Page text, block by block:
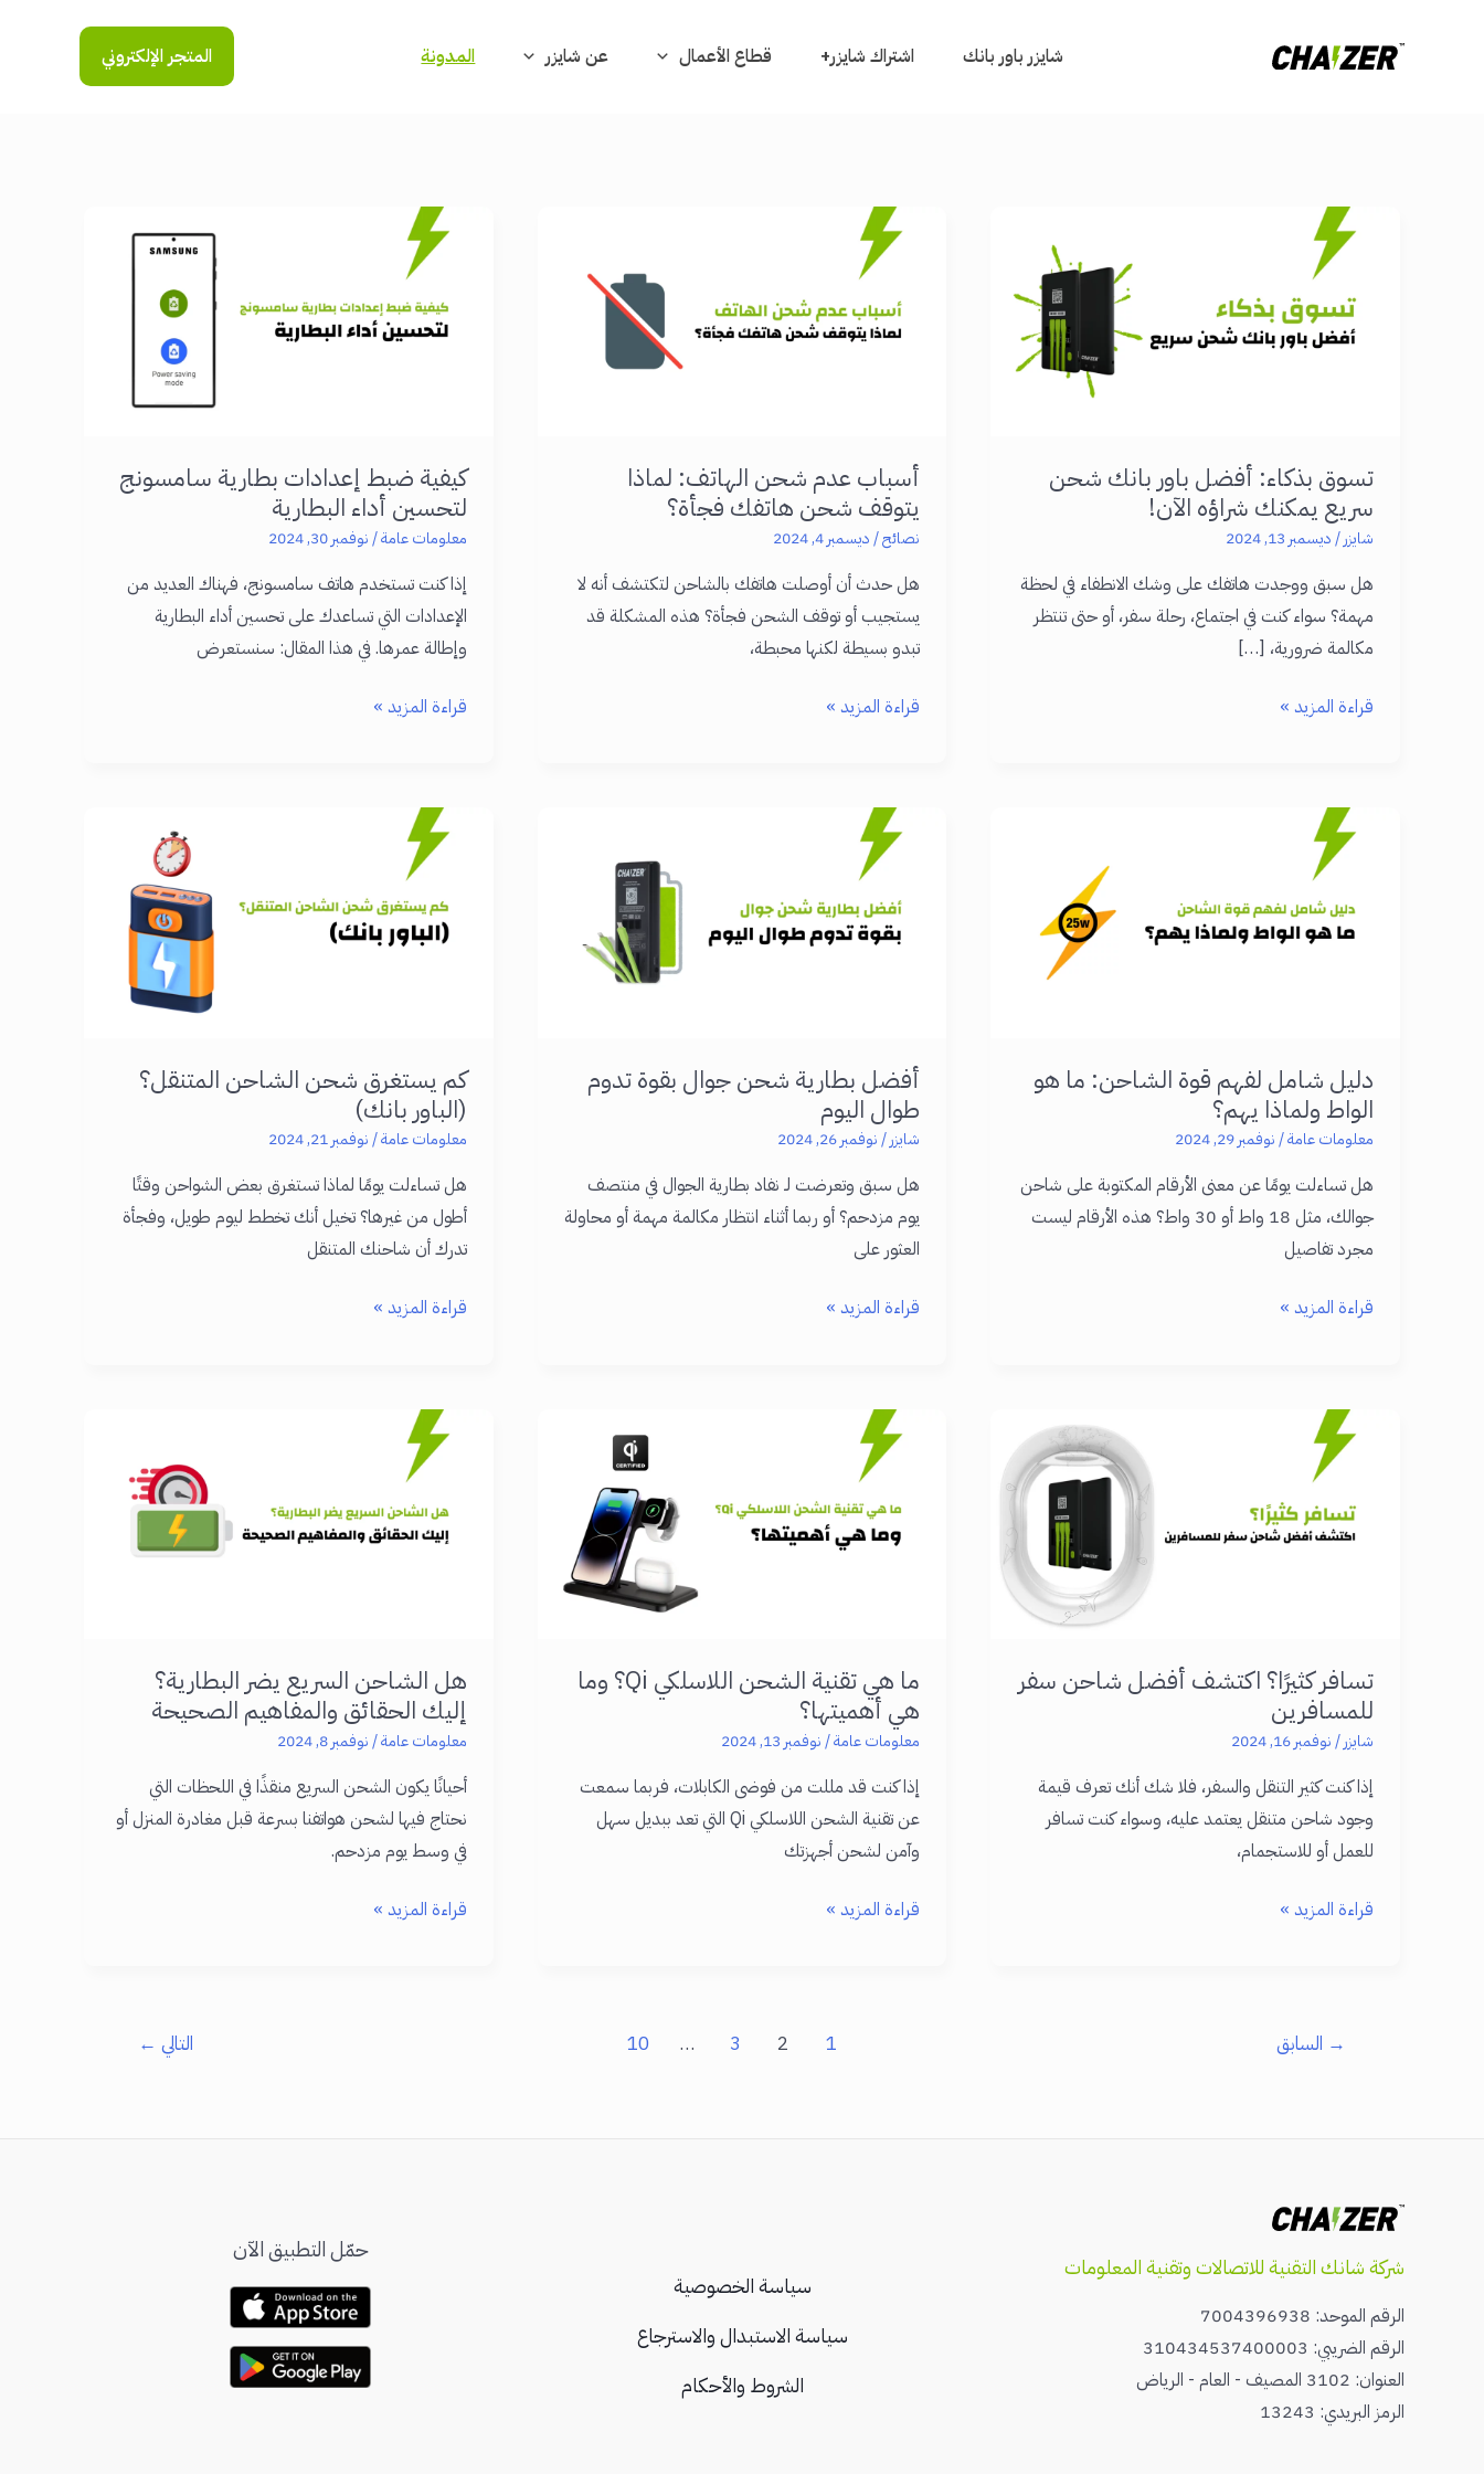
شايزر باور بانك اشتراك شايزر+ قطاع الأعمال عن شايزر المدونة المتجر الإلكتروني
تسوق بذكاء: أفضل باور بانك شحن
سريع يمكنك شراؤه الآن!
شايزر/ديسمبر 13, 2024
هل سبق ووجدت هاتفك على وشك الانطفاء في لحظة
مهمة؟ سواء كنت في اجتماع، رحلة سفر، أو حتى تنتظر
مكالمة ضرورية، […]
تسوق
بانك
يمكنك
قراءة المزيد »
أسباب عدم شحن الهاتف: لماذا
يتوقف شحن هاتفك فجأة؟
نصائح/ديسمبر 4, 2024
هل حدث أن أوصلت هاتفك بالشاحن لتكتشف أنه لا
يستجيب أو توقف الشحن فجأة؟ هذه المشكلة قد
تبدو بسيطة لكنها محبطة،
أسباب
الهاتف:
لماذا
يتوقف
شحن
هاتفك
قراءة المزيد »
كيفية ضبط إعدادات بطارية سامسونج
لتحسين أداء البطارية
معلومات عامة/نوفمبر 30, 2024
إذا كنت تستخدم هاتف سامسونج، فهناك العديد من
الإعدادات التي تساعدك على تحسين أداء البطارية
وإطالة عمرها. في هذا المقال: سنستعرض
كيفية
بطارية
سامسونج
لتحسين
البطارية
قراءة المزيد »
دليل شامل لفهم قوة الشاحن: ما هو
الواط ولماذا يهم؟
معلومات عامة/نوفمبر 29, 2024
هل تساءلت يومًا عن معنى الأرقام المكتوبة على شاحن
جوالك، مثل 18 واط أو 30 واط؟ هذه الأرقام ليست
مجرد تفاصيل
دليل
قوة
الشاحن:
الواط
قراءة المزيد »
أفضل بطارية شحن جوال بقوة تدوم
طوال اليوم
شايزر/نوفمبر 26, 2024
هل سبق وتعرضت لـ نفاد بطارية الجوال في منتصف
يوم مزدحم؟ أو ربما أثناء انتظار مكالمة مهمة أو محاولة
العثور على
أفضل
جوال
بقوة
طوال
اليوم
قراءة المزيد »
كم يستغرق شحن الشاحن المتنقل؟
(الباور بانك)
معلومات عامة/نوفمبر 21, 2024
هل تساءلت يومًا لماذا تستغرق بعض الشواحن وقتًا
أطول من غيرها؟ تخيل أنك تخطط ليوم طويل، وفجأة
تدرك أن شاحنك المتنقل
كم
الشاحن
المتنقل؟
قراءة المزيد »
تسافر كثيرًا؟ اكتشف أفضل شاحن سفر
للمسافرين
شايزر/نوفمبر 16, 2024
إذا كنت كثير التنقل والسفر، فلا شك أنك تعرف قيمة
وجود شاحن متنقل يعتمد عليه، وسواء كنت تسافر
للعمل أو للاستجمام،
تسافر
قراءة المزيد »
ما هي تقنية الشحن اللاسلكي Qi؟ وما
هي أهميتها؟
معلومات عامة/نوفمبر 13, 2024
إذا كنت قد مللت من فوضى الكابلات، فربما سمعت
عن تقنية الشحن اللاسلكي Qi التي تعد ببديل سهل
وآمن لشحن أجهزتك
ما
قراءة المزيد »
هل الشاحن السريع يضر البطارية؟
إليك الحقائق والمفاهيم الصحيحة
معلومات عامة/نوفمبر 8, 2024
أحيانًا يكون الشحن السريع منقذًا في اللحظات التي
نحتاج فيها لشحن هواتفنا بسرعة قبل مغادرة المنزل أو
في وسط يوم مزدحم.
هل
قراءة المزيد »
→ السابق 1
2
3
…
10 التالي ←
شركة شانك التقنية للاتصالات وتقنية المعلومات
الرقم الموحد: 7004396938
الرقم الضريبي: 310434537400003
العنوان: 3102 المصيف - العام - الرياض
الرمز البريدي: 13243
سياسة الخصوصية
سياسة الاستبدال والاسترجاع
الشروط والأحكام
حمّل التطبيق الآن